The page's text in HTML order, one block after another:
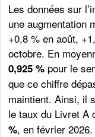
Les données sur
une augmentation
+0,8 % en août,
octobre. En
0,925 % pour le
que ce chiffre
maintient. Ainsi, il
le taux du Livret A
%, en février 2026.